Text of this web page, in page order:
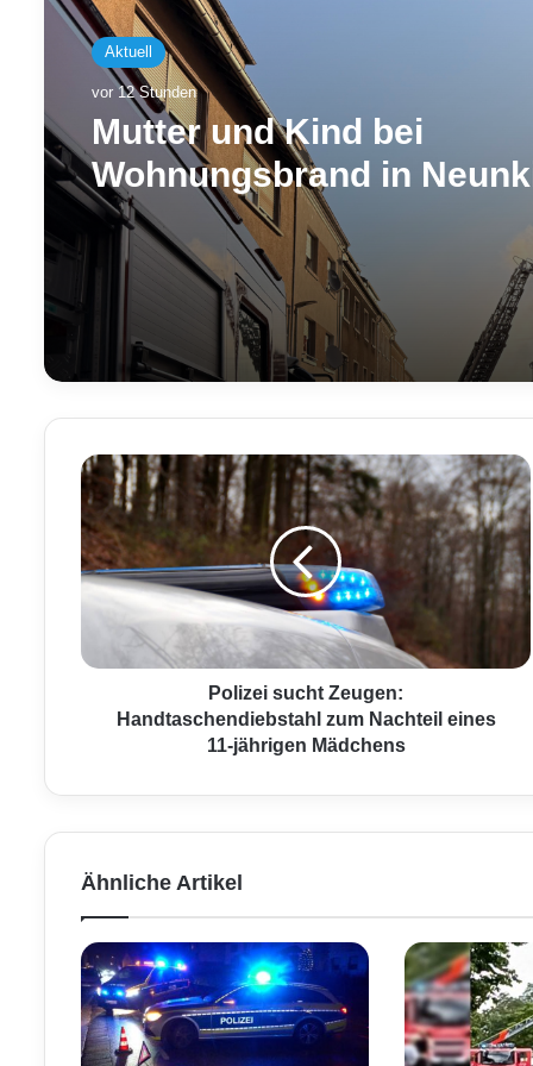
Aktuell
vor 12 Stunden
Mutter und Kind bei
Wohnungsbrand in
über Drehleiter gerettet
P
o
l
z
u
e
n
:
H
a
n
d
t
Polizei sucht Zeugen:
Handtaschendiebstahl zum Nachteil eines
11-jährigen Mädchens
Ähnliche Artikel